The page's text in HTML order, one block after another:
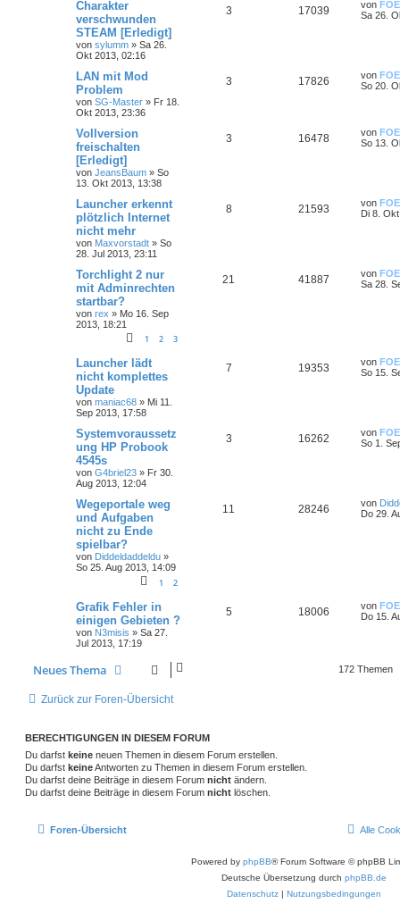
Charakter
verschwunden
STEAM [Erledigt]
von sylumm » Sa 26.
Okt 2013, 02:16
3 17039 von FOE
Sa 26.
LAN mit Mod
Problem
von SG-Master » Fr 18.
Okt 2013, 23:36
3 17826 von FOE
So 20.
Vollversion
freischalten
[Erledigt]
von JeansBaum » So
13. Okt 2013, 13:38
3 16478 von FOE
So 13.
Launcher erkennt
plötzlich Internet
nicht mehr
von Maxvorstadt » So
28. Jul 2013, 23:11
8 21593 von FOE
Di 8.
Torchlight 2 nur
mit Adminrechten
startbar?
von rex » Mo 16. Sep
2013, 18:21
1 2 3
21 41887 von FOE
Sa 28.
Launcher lädt
nicht komplettes
Update
von maniac68 » Mi 11.
Sep 2013, 17:58
7 19353 von FOE
So 15.
Systemvoraussetz
ung HP Probook
4545s
von G4briel23 » Fr 30.
Aug 2013, 12:04
3 16262 von FOE
So 1.
Wegeportale weg
und Aufgaben
nicht zu Ende
spielbar?
von Diddeldaddeldu »
So 25. Aug 2013, 14:09
1 2
11 28246 von
Do 29.
Grafik Fehler in
einigen Gebieten ?
von N3misis » Sa 27.
Jul 2013, 17:19
5 18006 von FOE
Do 15.
Neues Thema 172 Themen
Zurück zur Foren-Übersicht
BERECHTIGUNGEN IN DIESEM FORUM
Du darfst keine neuen Themen in diesem Forum erstellen.
Du darfst keineAntworten zu Themen in diesem Forum erstellen.
Du darfst deine Beiträge in diesem Forum nicht ändern.
Du darfst deine Beiträge in diesem Forum nicht löschen.
Foren-Übersicht Alle
Powered by phpBB® Forum Software © phpBB
Deutsche Übersetzung durch phpBB.de
Datenschutz | Nutzungsbedingungen